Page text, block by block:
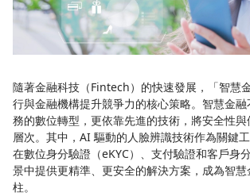
隨著金融科技（Fintech）的快速發展，「智慧
行與金融機構提升競爭力的核心策略。智慧金
務的數位轉型，更依靠先進的技術，將安全性
層次。其中，AI 驅動的人臉辨識技術作為關鍵
在數位身分驗證（eKYC）、支付驗證和客戶身
景中提供更精準、更安全的解決方案，成為智
柱。